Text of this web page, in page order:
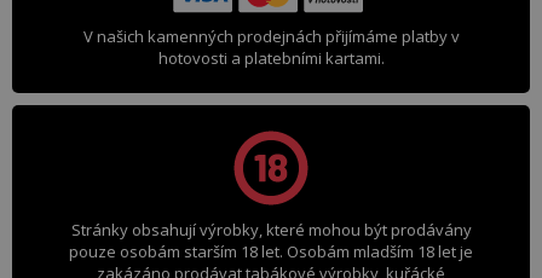
V našich kamenných prodejnách přijímáme platby v
hotovosti a platebními kartami.
Stránky obsahují výrobky, které mohou být prodávány
pouze osobám starším 18 let. Osobám mladším 18 let je
zakázáno prodávat tabákové výrobky, kuřácké